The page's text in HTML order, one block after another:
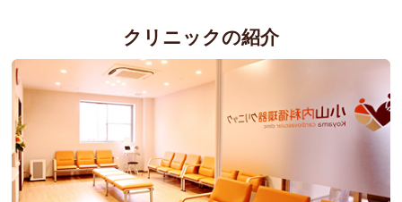
・予診票ダウンロードはこちらから
→
インフルエンザ予防接種予診票
・説明書ダウンロードはこちらから
→
インフルエンザ予防接種説明書
※印刷できない方は当院よりお渡しすることができますので、ご希
望の方はお越しください。
クリニックの紹介